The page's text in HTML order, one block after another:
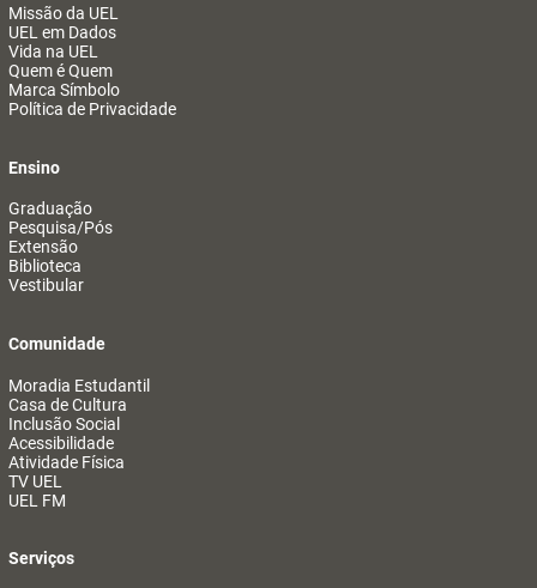
Missão da UEL
UEL em Dados
Vida na UEL
Quem é Quem
Marca Símbolo
Política de Privacidade
Ensino
Graduação
Pesquisa/Pós
Extensão
Biblioteca
Vestibular
Comunidade
Moradia Estudantil
Casa de Cultura
Inclusão Social
Acessibilidade
Atividade Física
TV UEL
UEL FM
Serviços